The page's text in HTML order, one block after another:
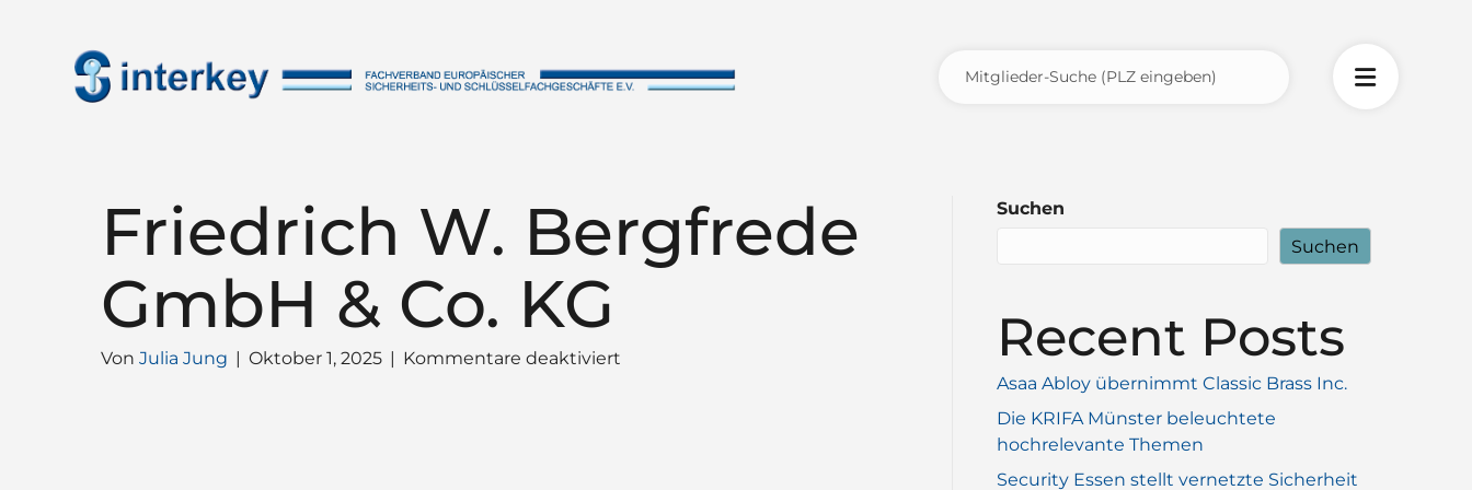
Friedrich W. Bergfrede
GmbH & Co. KG
Von Julia Jung | Oktober 1, 2025 | Kommentare deaktiviert
Suchen
Suchen
Recent Posts
Asaa Abloy übernimmt Classic Brass Inc.
Die KRIFA Münster beleuchtete
hochrelevante Themen
Security Essen stellt vernetzte Sicherheit